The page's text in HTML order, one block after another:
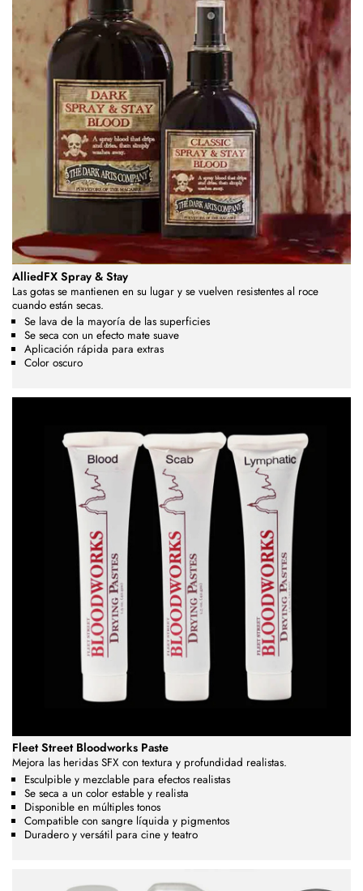
AlliedFX Spray & Stay
Las gotas se mantienen en su lugar y se vuelven resistentes al roce
cuando están secas.
Se lava de la mayoría de las superficies
Se seca con un efecto mate suave
Aplicación rápida para extras
Color oscuro
Fleet Street Bloodworks Paste
Mejora las heridas SFX con textura y profundidad realistas.
Esculpible y mezclable para efectos realistas
Se seca a un color estable y realista
Disponible en múltiples tonos
Compatible con sangre líquida y pigmentos
Duradero y versátil para cine y teatro